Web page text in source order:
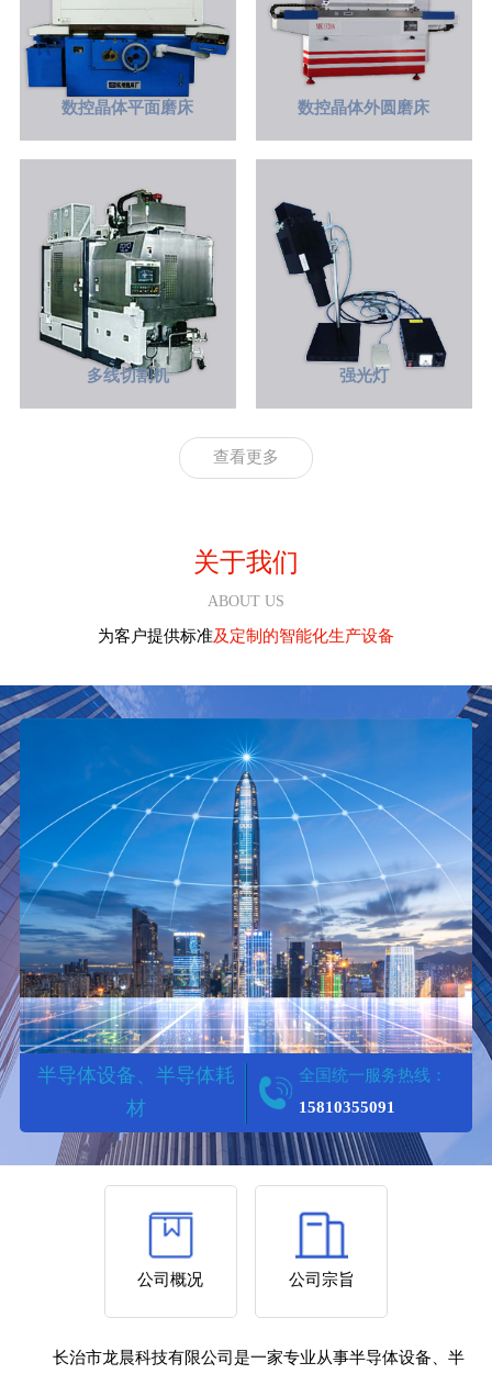
1 2 3
数控晶体平面磨床 数控晶体外圆磨床
多线切割机 强光灯
查看更多
关于我们
ABOUT US
为客户提供标准及定制的智能化生产设备
半导体设备、半导体耗
材
SPECIALIZING IN UNLOCKING
全国统一服务热线：
15810355091
公司概况 公司宗旨
长治市龙晨科技有限公司 是一家专业从事半导体设备、半